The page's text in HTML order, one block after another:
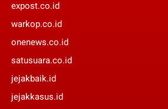
expost.co.id
warkop.co.id
onenews.co.id
satusuara.co.id
jejakbaik.id
jejakkasus.id